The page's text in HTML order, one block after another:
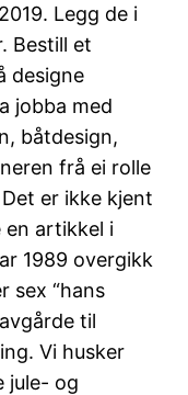
Legg de i
Bestill et
designe
jobba med
båtdesign,
frå ei rolle
er ikke kjent
en artikkel i
1989 overgikk
sex “hans
til
Vi husker
jule- og